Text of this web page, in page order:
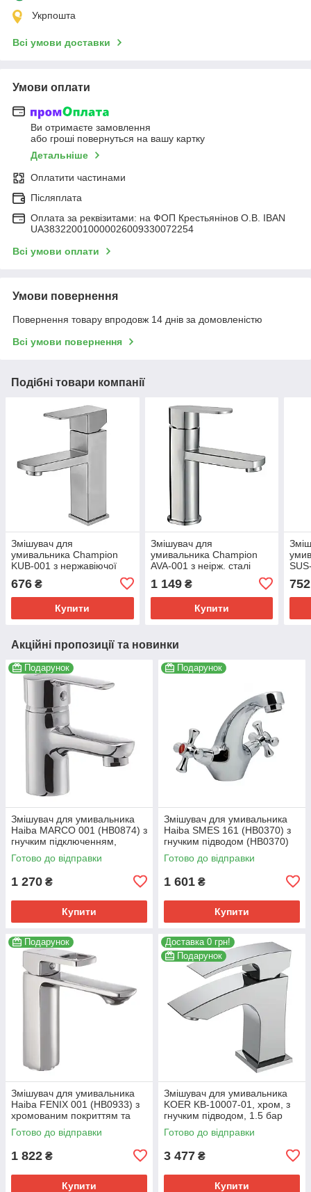
Укрпошта
Всі умови доставки
Умови оплати
Ви отримаєте замовлення
або гроші повернуться на вашу картку
Детальніше
Оплатити частинами
Післяплата
Оплата за реквізитами: на ФОП Крестьянінов О.В. IBAN
UA383220010000026009330072254
Всі умови оплати
Умови повернення
Повернення товару впродовж 14 днів за домовленістю
Всі умови повернення
Подібні товари компанії
Змішувач для
умивальника Champion
KUB-001 з нержавіючої
одноважільний (CH0311)
676 ₴
Купити
Змішувач для
умивальника Champion
AVA-001 з неірж. сталі
1 149₴
Купити
752
Акційні пропозиції та новинки
Подарунок
Змішувач для умивальника
Haiba MARCO 001 (HB0874) з
гнучким підключенням,
хромований (HB0874)
Готово до відправки
1 270 ₴
Купити
Подарунок
Змішувач для умивальника
Haiba SMES 161 (HB0370) з
гнучким підводом (HB0370)
Готово до відправки
1 601 ₴
Купити
Подарунок
Змішувач для умивальника
Haiba FENIX 001 (HB0933) з
хромованим покриттям та
гнучким підведенням
(HB0933)
Готово до відправки
1 822 ₴
Купити
Доставка 0 грн!
Подарунок
Змішувач для умивальника
KOER KB-10007-01, хром, з
гнучким підводом, 1.5 бар
(KR3438)
Готово до відправки
3 477 ₴
Купити